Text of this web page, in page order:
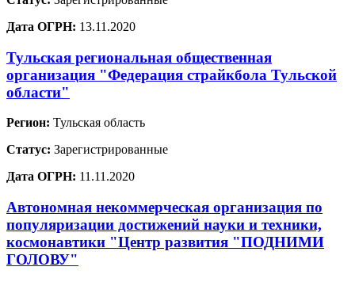
Дата ОГРН: 13.11.2020
Тульская региональная общественная
организация "Федерация страйкбола Тульской
области"
Регион: Тульская область
Статус: Зарегистрированные
Дата ОГРН: 11.11.2020
Автономная некоммерческая организация по
популяризации достижений науки и техники,
космонавтики "Центр развития "ПОДНИМИ
ГОЛОВУ"